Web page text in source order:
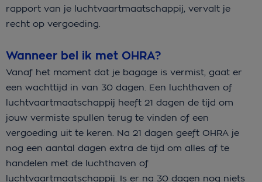
rapport van je luchtvaartmaatschappij, vervalt je
recht op vergoeding.
Wanneer bel ik met OHRA?
Vanaf het moment dat je bagage is vermist, gaat er
een wachttijd in van 30 dagen. Een luchthaven of
luchtvaartmaatschappij heeft 21 dagen de tijd om
jouw vermiste spullen terug te vinden of een
vergoeding uit te keren. Na 21 dagen geeft OHRA je
nog een aantal dagen extra de tijd om alles af te
handelen met de luchthaven of
luchtvaartmaatschappij. Is er na 30 dagen nog niets